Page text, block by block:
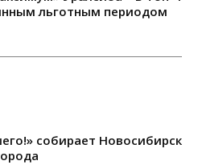
льготным периодом
собирает Новосибирск